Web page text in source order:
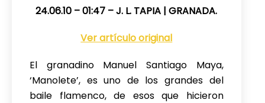
24.06.10 – 01:47 –J. L. TAPIA |GRANADA.
Ver artículo original
El granadino Manuel Santiago Maya,
‘Manolete’, es uno de los grandes del
baile flamenco, de esos que hicieron